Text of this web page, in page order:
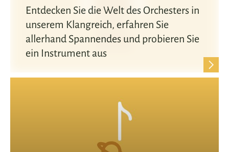
Entdecken Sie die Welt des Orchesters in
unserem Klangreich, erfahren Sie
allerhand Spannendes und probieren Sie
ein Instrument aus